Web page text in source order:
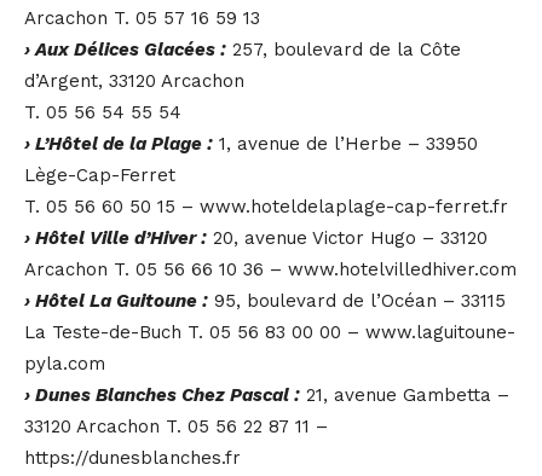
Arcachon T. 05 57 16 59 13
› Aux Délices Glacées : 257, boulevard de la Côte
d’Argent, 33120 Arcachon
T. 05 56 54 55 54
› L’Hôtel de la Plage : 1, avenue de l’Herbe – 33950
Lège-Cap-Ferret
T. 05 56 60 50 15 – www.hoteldelaplage-cap-ferret.fr
› Hôtel Ville d’Hiver : 20, avenue Victor Hugo – 33120
Arcachon T. 05 56 66 10 36 – www.hotelvilledhiver.com
› Hôtel La Guitoune : 95, boulevard de l’Océan – 33115
La Teste-de-Buch T. 05 56 83 00 00 – www.laguitoune-
pyla.com
› Dunes Blanches Chez Pascal : 21, avenue Gambetta –
33120 Arcachon T. 05 56 22 87 11 –
https://dunesblanches.fr